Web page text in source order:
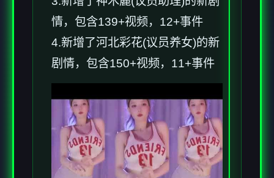
情，包含139+视频，12+事件
4.新增了河北彩花(议员养女)的新
剧情，包含150+视频，11+事件